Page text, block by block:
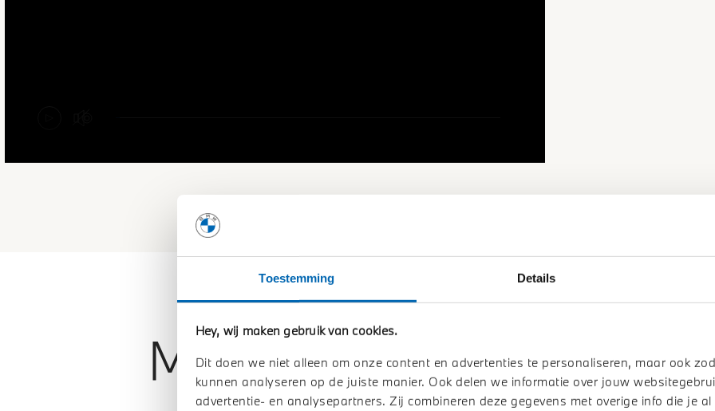
Toestemming Details
Hey, wij maken gebruik van cookies.
Dit doen we niet alleen om onze content en advertenties te personaliseren, maar ook
kunnen analyseren op de juiste manier. Ook delen we informatie over jouw
advertentie- en analysepartners. Zij combineren deze gegevens met overige info die je
MIJN LEVEN.